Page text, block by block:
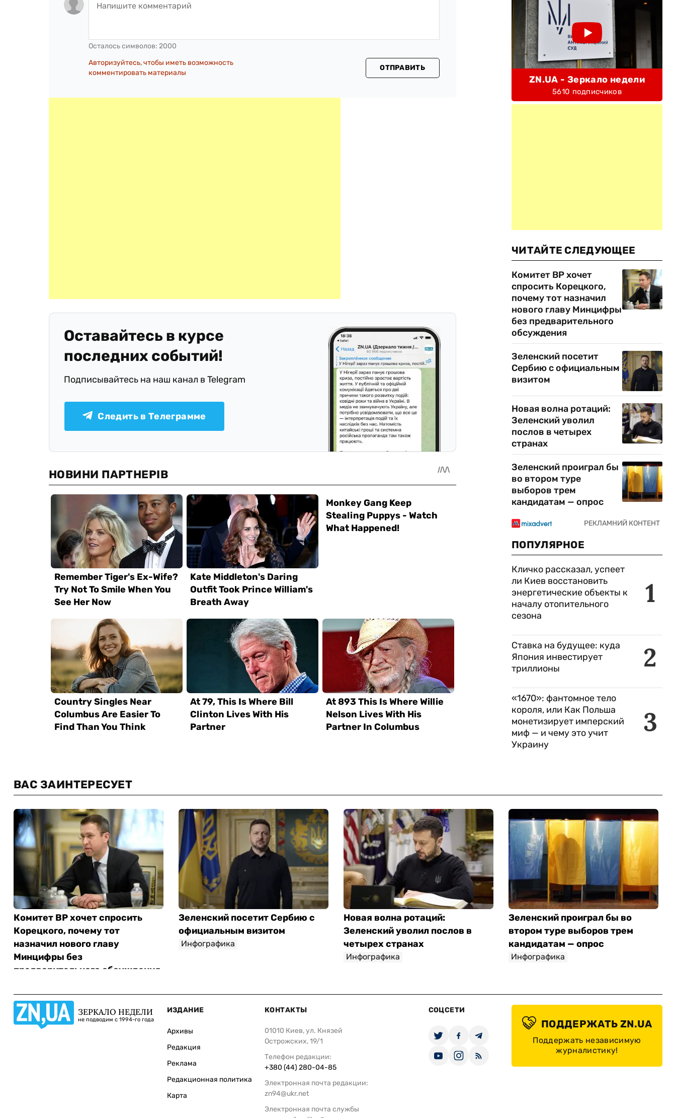
Осталось символов: 2000
Авторизуйтесь, чтобы иметь возможность
комментировать материалы
ОТПРАВИТЬ
Оставайтесь в курсе
последних событий!
Подписывайтесь на наш канал в Telegram
Следить в Телеграмме
ZN.UA - Зеркало недели
5610 подписчиков
ЧИТАЙТЕ СЛЕДУЮЩЕЕ
Комитет ВР хочет
спросить Корецкого,
почему тот назначил
нового главу Минцифры
без предварительного
обсуждения
Зеленский посетит
Сербию с официальным
визитом
Новая волна ротаций:
Зеленский уволил
послов в четырех
странах
Зеленский проиграл бы
во втором туре
выборов трем
кандидатам — опрос
ПОПУЛЯРНОЕ
1
Кличко рассказал, успеет
ли Киев восстановить
энергетические объекты к
началу отопительного
сезона
2
Ставка на будущее: куда
Япония инвестирует
триллионы
3
«1670»: фантомное тело
короля, или Как Польша
монетизирует имперский
миф — и чему это учит
Украину
ВАС ЗАИНТЕРЕСУЕТ
Комитет ВР хочет спросить
Корецкого, почему тот
назначил нового главу
Минцифры без
предварительного обсуждения
Зеленский посетит Сербию с
официальным визитом
Инфографика
Новая волна ротаций:
Зеленский уволил послов в
четырех странах
Инфографика
Зеленский проиграл бы во
втором туре выборов трем
кандидатам — опрос
Инфографика
ЗЕРКАЛО НЕДЕЛИ
не подводим с 1994-го года
ИЗДАНИЕ
Архивы
Редакция
Реклама
Редакционная политика
Карта
КОНТАКТЫ
01010 Киев, ул. Князей
Острожских, 19/1
Телефон редакции:
+380 (44) 280-04-85
Электронная почта редакции:
zn94@ukr.net
Электронная почта службы
СОЦСЕТИ
ПОДДЕРЖАТЬ ZN.UA
Поддержать независимую
журналистику!